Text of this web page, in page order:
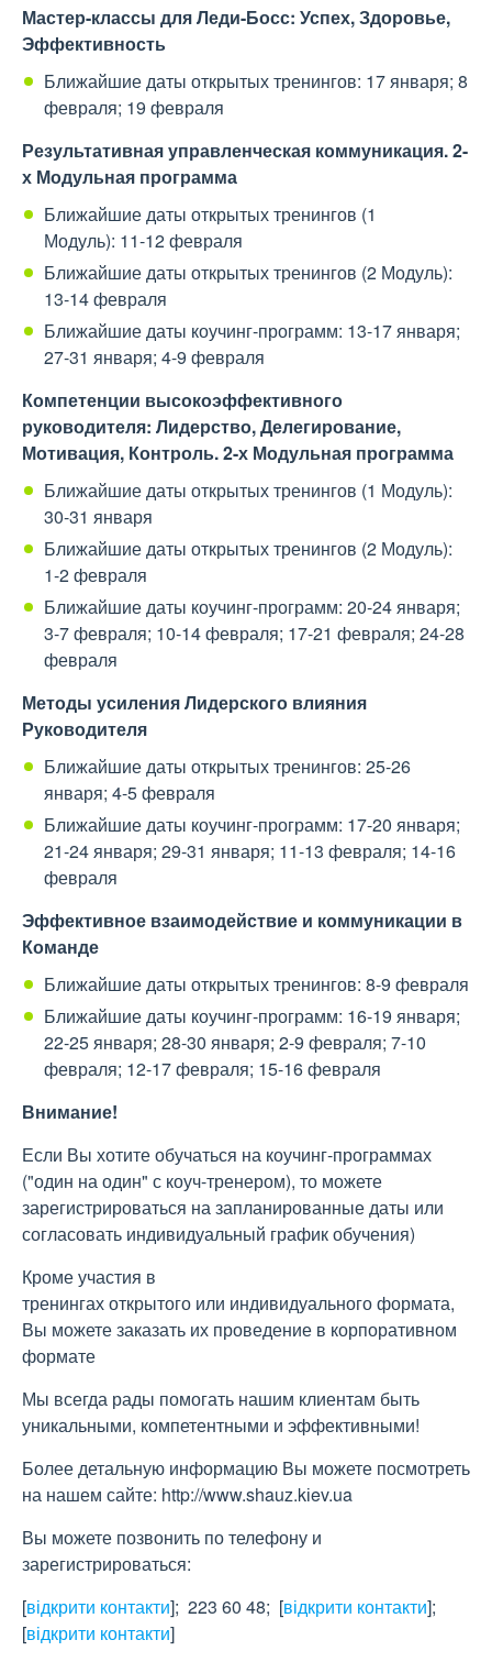
Мастер-классы для Леди-Босс: Успех, Здоровье,
Эффективность
Ближайшие даты открытых тренингов: 17 января; 8
февраля; 19 февраля
Результативная управленческая коммуникация. 2-
х Модульная программа
Ближайшие даты открытых тренингов (1
Модуль): 11-12 февраля
Ближайшие даты открытых тренингов (2 Модуль):
13-14 февраля
Ближайшие даты коучинг-программ: 13-17 января;
27-31 января; 4-9 февраля
Компетенции высокоэффективного
руководителя: Лидерство, Делегирование,
Мотивация, Контроль. 2-х Модульная программа
Ближайшие даты открытых тренингов (1 Модуль):
30-31 января
Ближайшие даты открытых тренингов (2 Модуль):
1-2 февраля
Ближайшие даты коучинг-программ: 20-24 января;
3-7 февраля; 10-14 февраля; 17-21 февраля; 24-28
февраля
Методы усиления Лидерского влияния
Руководителя
Ближайшие даты открытых тренингов: 25-26
января; 4-5 февраля
Ближайшие даты коучинг-программ: 17-20 января;
21-24 января; 29-31 января; 11-13 февраля; 14-16
февраля
Эффективное взаимодействие и коммуникации в
Команде
Ближайшие даты открытых тренингов: 8-9 февраля
Ближайшие даты коучинг-программ: 16-19 января;
22-25 января; 28-30 января; 2-9 февраля; 7-10
февраля; 12-17 февраля; 15-16 февраля
Внимание!
Если Вы хотите обучаться на коучинг-программах
("один на один" с коуч-тренером), то можете
зарегистрироваться на запланированные даты или
согласовать индивидуальный график обучения)
Кроме участия в
тренингах открытого или индивидуального формата,
Вы можете заказать их проведение в корпоративном
формате
Мы всегда рады помогать нашим клиентам быть
уникальными, компетентными и эффективными!
Более детальную информацию Вы можете посмотреть
на нашем сайте: http://www.shauz.kіev.ua
Вы можете позвонить по телефону и
зарегистрироваться:
[відкрити контакти]; 223 60 48; [відкрити контакти];
[відкрити контакти]